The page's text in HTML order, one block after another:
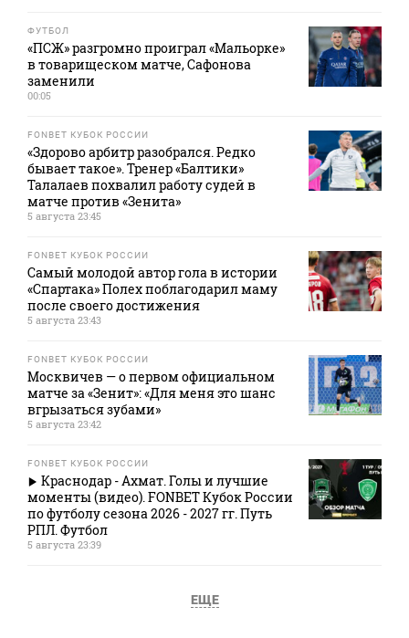
ФУТБОЛ
«ПСЖ» разгромно проиграл «Мальорке»
в товарищеском матче, Сафонова
заменили
00:05
FONBET КУБОК РОССИИ
«Здорово арбитр разобрался. Редко
бывает такое». Тренер «Балтики»
Талалаев похвалил работу судей в
матче против «Зенита»
5 августа 23:45
FONBET КУБОК РОССИИ
Самый молодой автор гола в истории
«Спартака» Полех поблагодарил маму
после своего достижения
5 августа 23:43
FONBET КУБОК РОССИИ
Москвичев — о первом официальном
матче за «Зенит»: «Для меня это шанс
вгрызаться зубами»
5 августа 23:42
FONBET КУБОК РОССИИ
Краснодар - Ахмат. Голы и лучшие
моменты (видео). FONBET Кубок России
по футболу сезона 2026 - 2027 гг. Путь
РПЛ. Футбол
5 августа 23:39
ЕЩЕ